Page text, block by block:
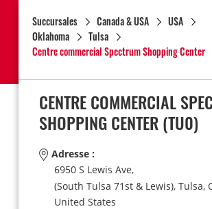
Succursales Canada & USA
USA
Oklahoma
Tulsa
Centre commercial Spectrum Shopping Center
CENTRE COMMERCIAL
SHOPPING CENTER(TU0)
Adresse :
6950 S Lewis Ave,
(South Tulsa 71st & Lewis), Tulsa,
United States